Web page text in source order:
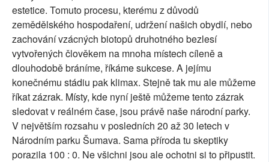
estetice. Tomuto procesu, kterému z důvodů
zemědělského hospodaření, udržení našich obydlí, nebo
zachování vzácných biotopů druhotného bezlesí
vytvořených člověkem na mnoha místech cíleně a
dlouhodobě bráníme, říkáme sukcese. A jejímu
konečnému stádiu pak klimax. Stejně tak mu ale můžeme
říkat zázrak. Místy, kde nyní ještě můžeme tento zázrak
sledovat v reálném čase, jsou právě naše národní parky.
V největším rozsahu v posledních 20 až 30 letech v
Národním parku Šumava. Sama příroda tu skeptiky
porazila 100 : 0. Ne všichni jsou ale ochotni si to připustit.